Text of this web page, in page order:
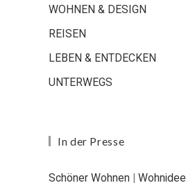
WOHNEN & DESIGN
REISEN
LEBEN & ENTDECKEN
UNTERWEGS
In der Presse
Schöner Wohnen | Wohnidee